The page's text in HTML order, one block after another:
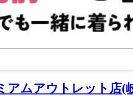
アムアウトレット店(